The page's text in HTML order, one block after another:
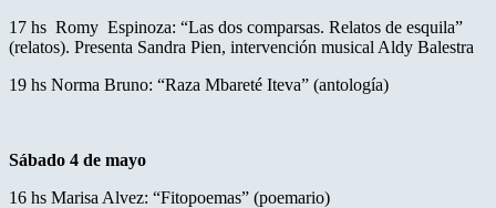
17 hs Romy Espinoza: “Las dos comparsas. Relatos de esquila”
(relatos). Presenta Sandra Pien, intervención musical Aldy Balestra
19 hs Norma Bruno: “Raza Mbareté Iteva” (antología)
Sábado 4 de mayo
16 hs Marisa Alvez: “Fitopoemas” (poemario)